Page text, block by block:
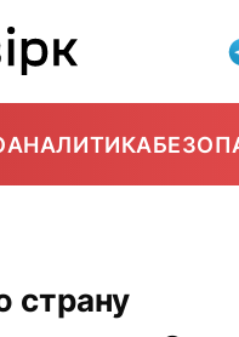
АНАЛИТИКА
страну